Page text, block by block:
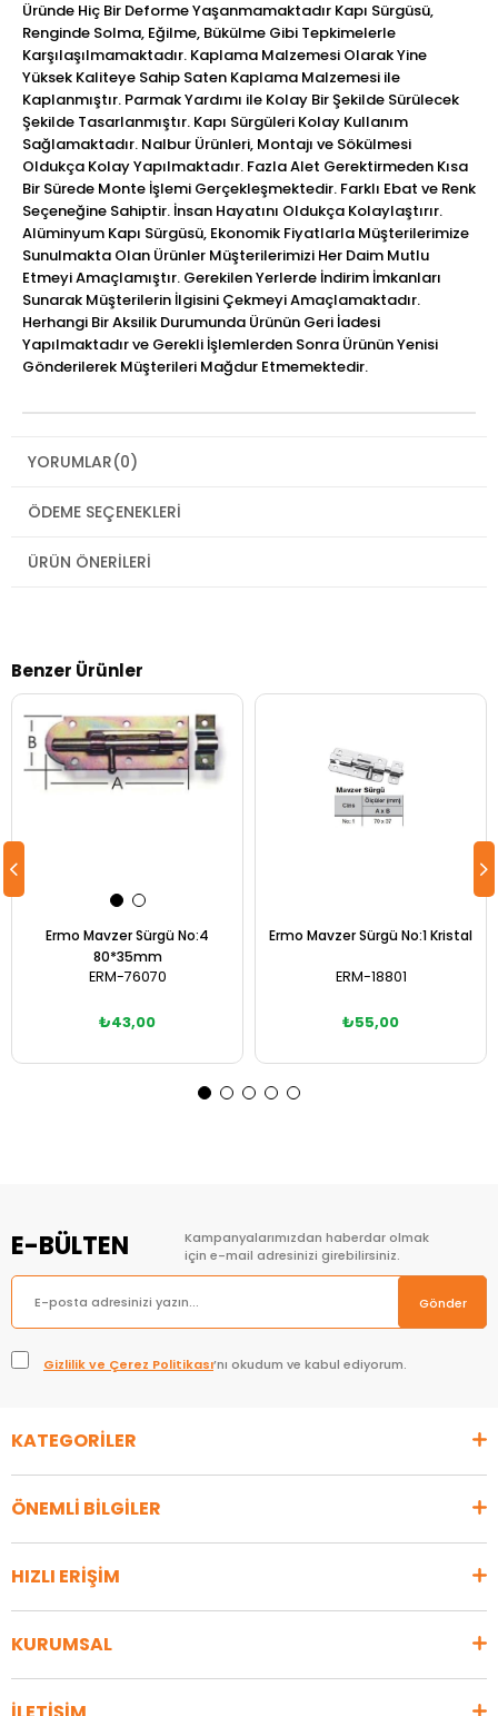
Üründe Hiç Bir Deforme Yaşanmamaktadır Kapı Sürgüsü,
Renginde Solma, Eğilme, Bükülme Gibi Tepkimelerle
Karşılaşılmamaktadır. Kaplama Malzemesi Olarak Yine
Yüksek Kaliteye Sahip Saten Kaplama Malzemesi ile
Kaplanmıştır. Parmak Yardımı ile Kolay Bir Şekilde Sürülecek
Şekilde Tasarlanmıştır. Kapı Sürgüleri Kolay Kullanım
Sağlamaktadır. Nalbur Ürünleri, Montajı ve Sökülmesi
Oldukça Kolay Yapılmaktadır. Fazla Alet Gerektirmeden Kısa
Bir Sürede Monte İşlemi Gerçekleşmektedir. Farklı Ebat ve Renk
Seçeneğine Sahiptir. İnsan Hayatını Oldukça Kolaylaştırır.
Alüminyum Kapı Sürgüsü, Ekonomik Fiyatlarla Müşterilerimize
Sunulmakta Olan Ürünler Müşterilerimizi Her Daim Mutlu
Etmeyi Amaçlamıştır. Gerekilen Yerlerde İndirim İmkanları
Sunarak Müşterilerin İlgisini Çekmeyi Amaçlamaktadır.
Herhangi Bir Aksilik Durumunda Ürünün Geri İadesi
Yapılmaktadır ve Gerekli İşlemlerden Sonra Ürünün Yenisi
Gönderilerek Müşterileri Mağdur Etmemektedir.
YORUMLAR(0)
ÖDEME SEÇENEKLERI
ÜRÜN ÖNERILERI
Benzer Ürünler
Ermo Mavzer Sürgü No:4
80*35mm
ERM-76070
₺43,00
Ermo Mavzer Sürgü No:1 Kristal
ERM-18801
₺55,00
E-BÜLTEN
Kampanyalarımızdan haberdar olmak
için e-mail adresinizi girebilirsiniz.
Gönder
Gizlilik ve Çerez Politikası’nı okudum ve kabul ediyorum.
KATEGORİLER
ÖNEMLİ BİLGİLER
HIZLI ERİŞİM
KURUMSAL